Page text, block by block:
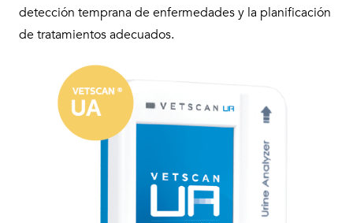
detección temprana de enfermedades y la planificación
de tratamientos adecuados.